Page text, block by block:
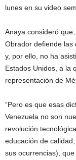
lunes en su video
Anaya consideró
Obrador defiende las
y, por ello, no ha
Estados Unidos, a la
representación de
“Pero es que esas
Venezuela no son
revolución
educación de
sus ocurrencias),